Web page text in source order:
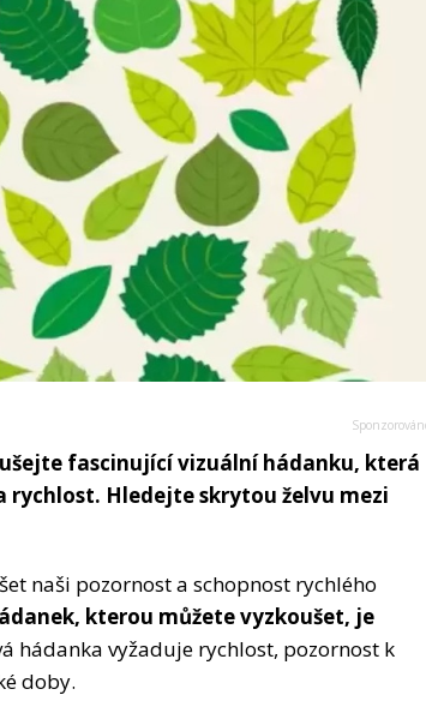
fascinující vizuální hádanku, která
rychlost. Hledejte skrytou želvu mezi
naši pozornost a schopnost rychlého
kterou můžete vyzkoušet, je
hádanka vyžaduje rychlost, pozornost k
doby.